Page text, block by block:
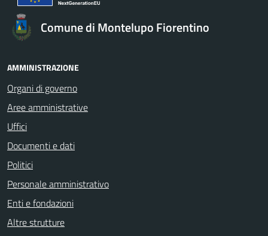
Comune di Montelupo Fiorentino
AMMINISTRAZIONE
Organi di governo
Aree amministrative
Uffici
Documenti e dati
Politici
Personale amministrativo
Enti e fondazioni
Altre strutture